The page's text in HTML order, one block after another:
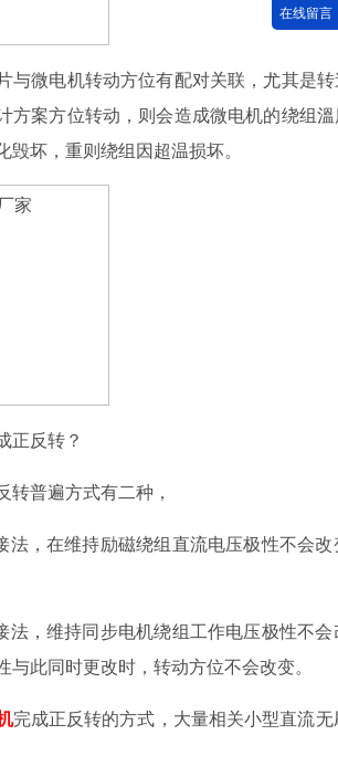
与微电机转动方位有配对关联，尤其是
方案方位转动，则会造成微电机的绕组
毁坏，重则绕组因超温损坏。
正反转？
转普遍方式有二种，
法，在维持励磁绕组直流电压极性不会
法，维持同步电机绕组工作电压极性不
与此同时更改时，转动方位不会改变。
完成正反转的方式，大量相关小型直流
在线留言